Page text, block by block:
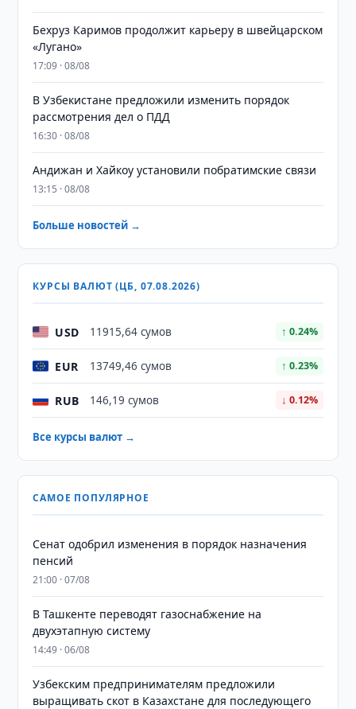
Бехруз Каримов продолжит карьеру в швейцарском
«Лугано»
17:09 · 08/08
В Узбекистане предложили изменить порядок
рассмотрения дел о ПДД
16:30 · 08/08
Андижан и Хайкоу установили побратимские связи
13:15 · 08/08
Больше новостей →
КУРСЫ ВАЛЮТ (ЦБ, 07.08.2026)
USD 11915,64 сумов ↑ 0.24%
EUR 13749,46 сумов ↑ 0.23%
RUB 146,19 сумов ↓ 0.12%
Все курсы валют →
САМОЕ ПОПУЛЯРНОЕ
Сенат одобрил изменения в порядок назначения
пенсий
21:00 · 07/08
В Ташкенте переводят газоснабжение на
двухэтапную систему
14:49 · 06/08
Узбекским предпринимателям предложили
выращивать скот в Казахстане для последующего